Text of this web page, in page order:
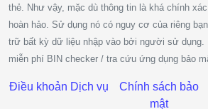
thẻ. Như vậy, mặc dù thông tin là khá chính
hoàn hảo. Sử dụng nó có nguy cơ của riêng
trữ bất kỳ dữ liệu nhập vào bởi người sử dụng.
miễn phí BIN checker / tra cứu ứng dụng bảo
Điều khoản Dịch vụ
Chính sách bảo
mật